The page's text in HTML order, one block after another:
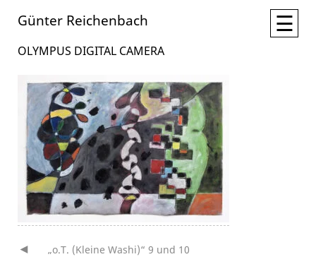
Günter Reichenbach ☰
OLYMPUS DIGITAL CAMERA
Beitragsnavigation
„o.T. (Kleine Washi)“ 9 und 10